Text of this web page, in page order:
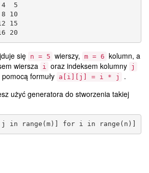
5
10
15
się n = 5 wierszy, m = 6 kolumn, a
wiersza
i oraz indeksem kolumny j
formuły a[i][j] = i * j
.
użyć generatora do stworzenia takiej